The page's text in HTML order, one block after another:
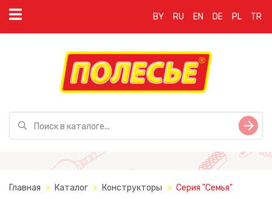
BY RU EN DE PL TR
Главная Каталог Конструкторы Серия "Семья"